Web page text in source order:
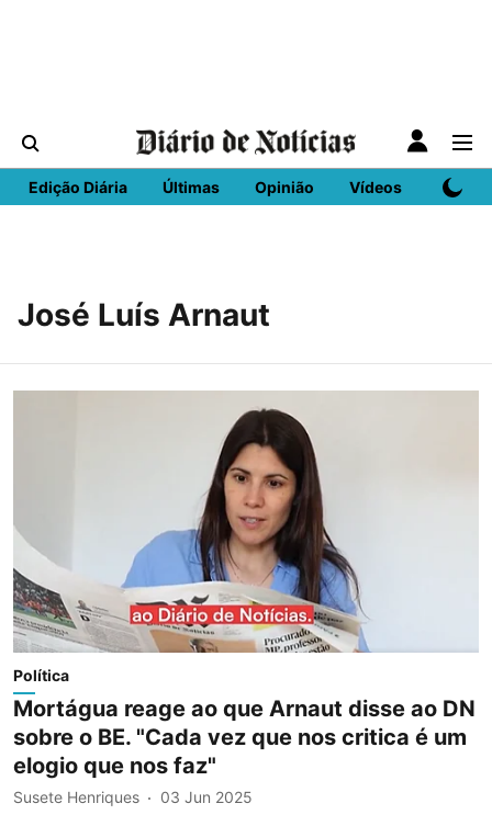
Edição Diária Últimas Opinião Vídeos DN
José Luís Arnaut
Política
Mortágua reage ao que Arnaut disse ao DN
sobre o BE. "Cada vez que nos critica é um
elogio que nos faz"
Susete Henriques 03 Jun 2025